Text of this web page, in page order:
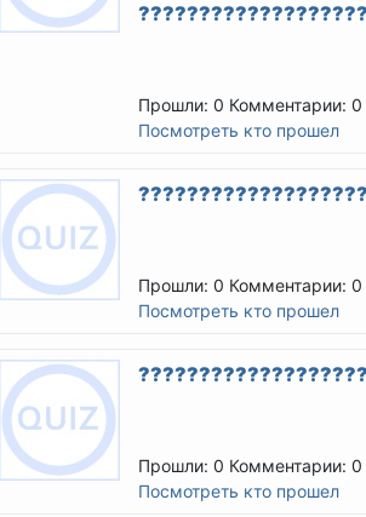
Прошли: 0 Комментарии: 0
Посмотреть кто прошел
Прошли: 0 Комментарии: 0
Посмотреть кто прошел
Прошли: 0 Комментарии: 0
Посмотреть кто прошел